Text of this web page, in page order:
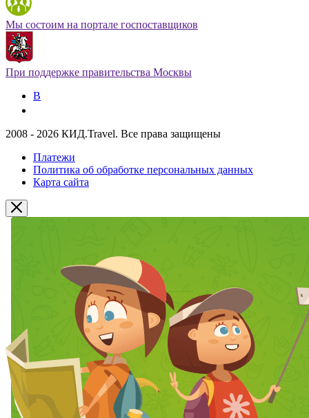
Мы состоим на портале госпоставщиков
При поддержке правительства Москвы
В
2008 - 2026 КИД.Travel. Все права защищены
Платежи
Политика об обработке персональных данных
Карта сайта